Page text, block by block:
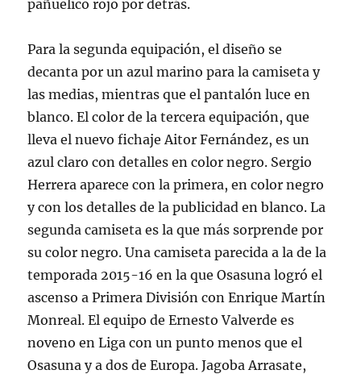
pañuelico rojo por detrás.
Para la segunda equipación, el diseño se
decanta por un azul marino para la camiseta y
las medias, mientras que el pantalón luce en
blanco. El color de la tercera equipación, que
lleva el nuevo fichaje Aitor Fernández, es un
azul claro con detalles en color negro. Sergio
Herrera aparece con la primera, en color negro
y con los detalles de la publicidad en blanco. La
segunda camiseta es la que más sorprende por
su color negro. Una camiseta parecida a la de la
temporada 2015-16 en la que Osasuna logró el
ascenso a Primera División con Enrique Martín
Monreal. El equipo de Ernesto Valverde es
noveno en Liga con un punto menos que el
Osasuna y a dos de Europa. Jagoba Arrasate,